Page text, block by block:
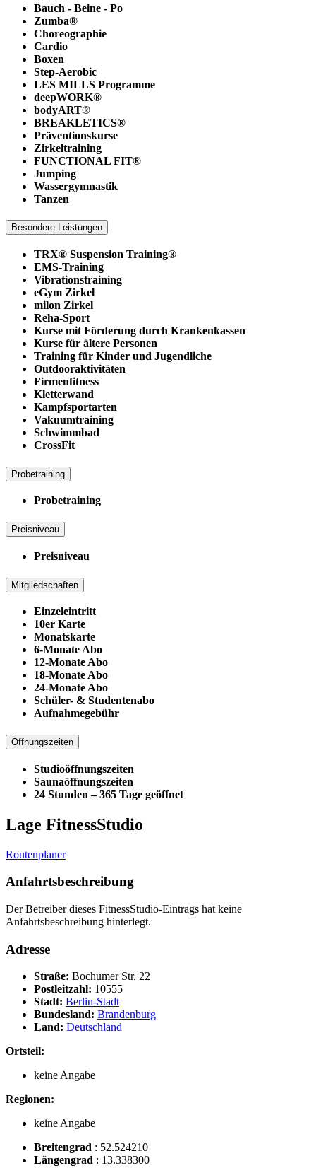
Bauch - Beine - Po
Zumba®
Choreographie
Cardio
Boxen
Step-Aerobic
LES MILLS Programme
deepWORK®
bodyART®
BREAKLETICS®
Präventionskurse
Zirkeltraining
FUNCTIONAL FIT®
Jumping
Wassergymnastik
Tanzen
Besondere Leistungen
TRX® Suspension Training®
EMS-Training
Vibrationstraining
eGym Zirkel
milon Zirkel
Reha-Sport
Kurse mit Förderung durch Krankenkassen
Kurse für ältere Personen
Training für Kinder und Jugendliche
Outdooraktivitäten
Firmenfitness
Kletterwand
Kampfsportarten
Vakuumtraining
Schwimmbad
CrossFit
Probetraining
Probetraining
Preisniveau
Preisniveau
Mitgliedschaften
Einzeleintritt
10er Karte
Monatskarte
6-Monate Abo
12-Monate Abo
18-Monate Abo
24-Monate Abo
Schüler- & Studentenabo
Aufnahmegebühr
Öffnungszeiten
Studioöffnungszeiten
Saunaöffnungszeiten
24 Stunden – 365 Tage geöffnet
Lage FitnessStudio
Routenplaner
Anfahrtsbeschreibung
Der Betreiber dieses FitnessStudio-Eintrags hat keine
Anfahrtsbeschreibung hinterlegt.
Adresse
Straße: Bochumer Str. 22
Postleitzahl: 10555
Stadt: Berlin-Stadt
Bundesland: Brandenburg
Land: Deutschland
Ortsteil:
keine Angabe
Regionen:
keine Angabe
Breitengrad : 52.524210
Längengrad : 13.338300